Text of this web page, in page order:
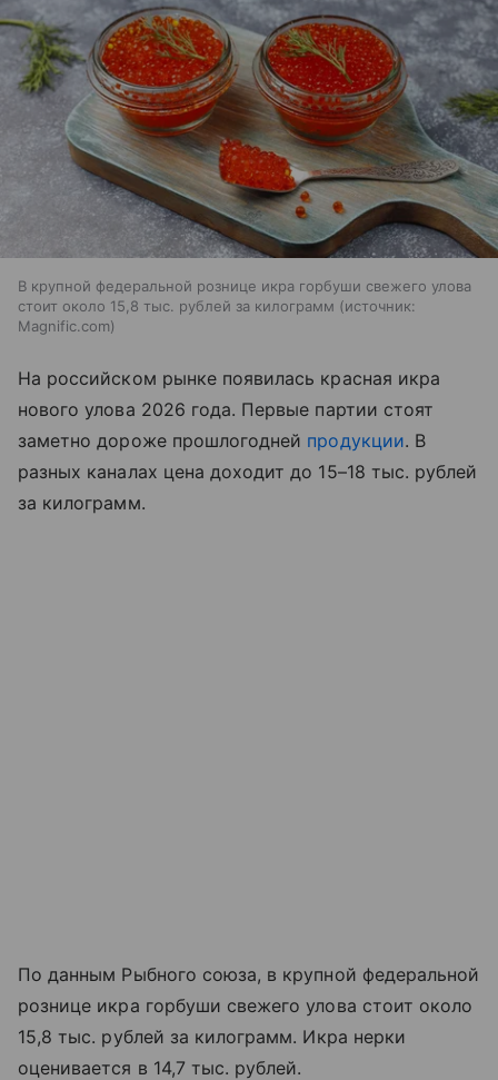
В крупной федеральной рознице икра горбуши свежего улова
стоит около 15,8 тыс. рублей за килограмм
источник:
Magnific.com
На российском рынке появилась красная икра
нового улова 2026 года. Первые партии стоят
заметно дороже прошлогодней продукции. В
разных каналах цена доходит до 15–18 тыс. рублей
за килограмм.
По данным Рыбного союза, в крупной федеральной
рознице икра горбуши свежего улова стоит около
15,8 тыс. рублей за килограмм. Икра нерки
оценивается в 14,7 тыс. рублей.